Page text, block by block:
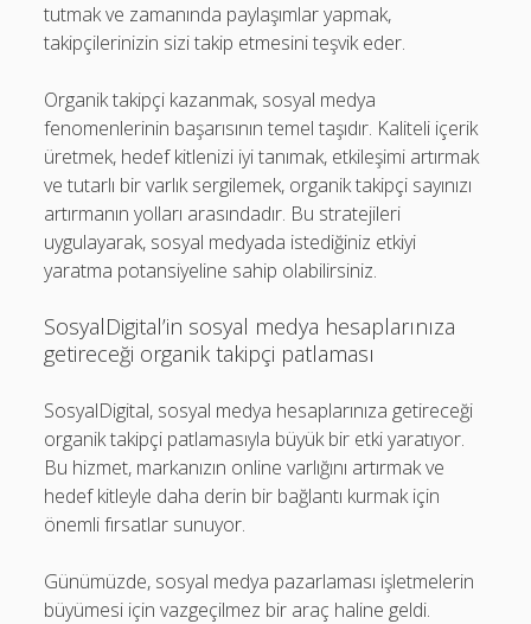
tutmak ve zamanında paylaşımlar yapmak,
takipçilerinizin sizi takip etmesini teşvik eder.
Organik takipçi kazanmak, sosyal medya
fenomenlerinin başarısının temel taşıdır. Kaliteli içerik
üretmek, hedef kitlenizi iyi tanımak, etkileşimi artırmak
ve tutarlı bir varlık sergilemek, organik takipçi sayınızı
artırmanın yolları arasındadır. Bu stratejileri
uygulayarak, sosyal medyada istediğiniz etkiyi
yaratma potansiyeline sahip olabilirsiniz.
SosyalDigital’in sosyal medya hesaplarınıza
getireceği organik takipçi patlaması
SosyalDigital, sosyal medya hesaplarınıza getireceği
organik takipçi patlamasıyla büyük bir etki yaratıyor.
Bu hizmet, markanızın online varlığını artırmak ve
hedef kitleyle daha derin bir bağlantı kurmak için
önemli fırsatlar sunuyor.
Günümüzde, sosyal medya pazarlaması işletmelerin
büyümesi için vazgeçilmez bir araç haline geldi.